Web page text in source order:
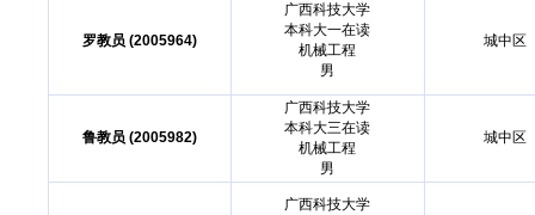
罗教员 (2005964)
广西科技大学
本科大一在读
机械工程
男
城中区
鲁教员 (2005982)
广西科技大学
本科大三在读
机械工程
男
城中区
广西科技大学